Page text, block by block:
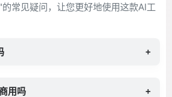
常见疑问，让您更好地使用这款AI工
+
用吗 +